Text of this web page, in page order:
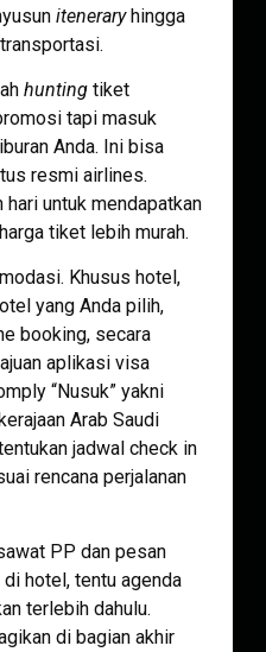
iteneraryhingga
hunting tiket
tapi masuk
Anda. Ini bisa
resmi airlines.
hari untuk mendapatkan
tiket lebih murah.
Khusus hotel,
yang Anda pilih,
booking, secara
aplikasi visa
“Nusuk” yakni
Arab Saudi
jadwal check in
rencana perjalanan
PP dan pesan
hotel, tentu agenda
terlebih dahulu.
di bagian akhir